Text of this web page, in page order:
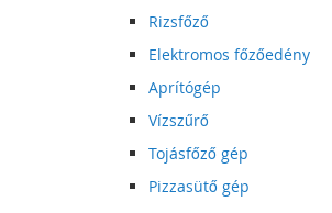
Rizsfőző
Elektromos főzőedény
Aprítógép
Vízszűrő
Tojásfőző gép
Pizzasütő gép